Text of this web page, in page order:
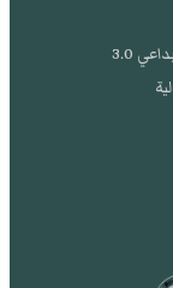
3.0